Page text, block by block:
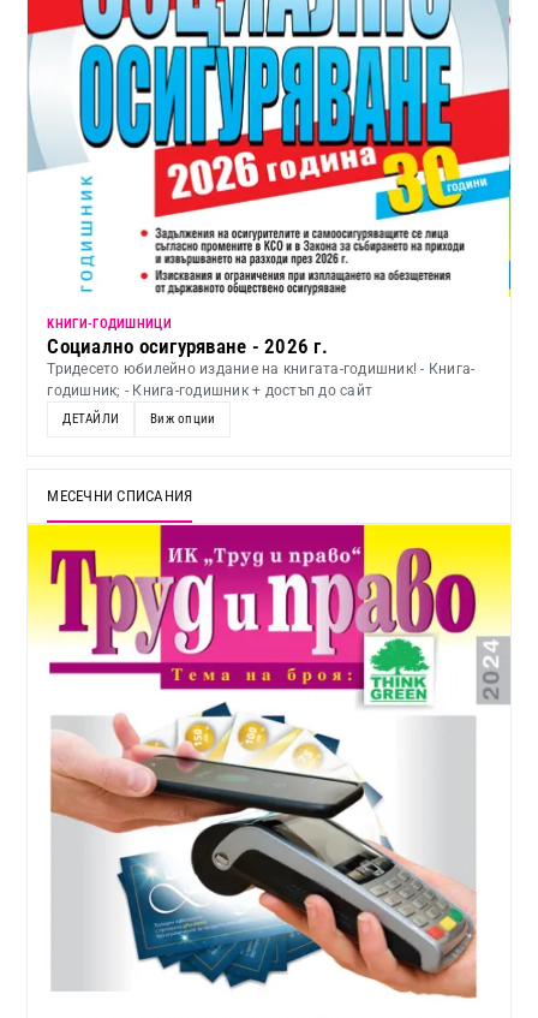
KНИГИ-ГОДИШНИЦИ
Социално осигуряване - 2026 г.
Тридесето юбилейно издание на книгата-годишник! - Книга-
годишник; - Книга-годишник + достъп до сайт
ДЕТАЙЛИ Виж опции
МЕСЕЧНИ СПИСАНИЯ